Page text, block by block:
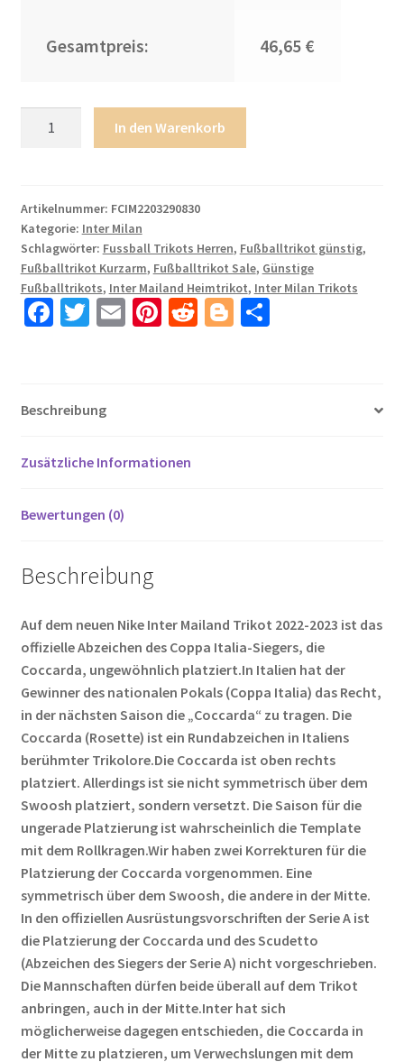
Gesamtpreis: 46,65 €
2023
Heimtrikot
Blau
für
Herren
Trikotsatz
In den Warenkorb
Artikelnummer: FCIM2203290830
Kategorie: Inter Milan
Schlagwörter: Fussball Trikots Herren, Fußballtrikot günstig,
Fußballtrikot Kurzarm, Fußballtrikot Sale, Günstige
Fußballtrikots, Inter Mailand Heimtrikot, Inter Milan Trikots
Fa
o
k
T
er
E Pi R Bl T
Beschreibung
Zusätzliche Informationen
Bewertungen (0)
Beschreibung
Auf dem neuen Nike Inter Mailand Trikot 2022-2023 ist das
offizielle Abzeichen des Coppa Italia-Siegers, die
Coccarda, ungewöhnlich platziert.In Italien hat der
Gewinner des nationalen Pokals (Coppa Italia) das Recht,
in der nächsten Saison die „Coccarda“ zu tragen. Die
Coccarda (Rosette) ist ein Rundabzeichen in Italiens
berühmter Trikolore.Die Coccarda ist oben rechts
platziert. Allerdings ist sie nicht symmetrisch über dem
Swoosh platziert, sondern versetzt. Die Saison für die
ungerade Platzierung ist wahrscheinlich die Template
mit dem Rollkragen.Wir haben zwei Korrekturen für die
Platzierung der Coccarda vorgenommen. Eine
symmetrisch über dem Swoosh, die andere in der Mitte.
In den offiziellen Ausrüstungsvorschriften der Serie A ist
die Platzierung der Coccarda und des Scudetto
(Abzeichen des Siegers der Serie A) nicht vorgeschrieben.
Die Mannschaften dürfen beide überall auf dem Trikot
anbringen, auch in der Mitte.Inter hat sich
möglicherweise dagegen entschieden, die Coccarda in
der Mitte zu platzieren, um Verwechslungen mit dem